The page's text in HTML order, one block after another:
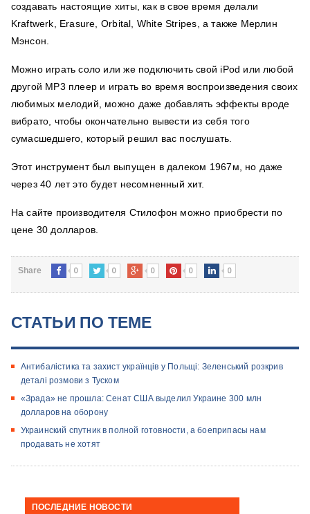
создавать настоящие хиты, как в свое время делали
Kraftwerk, Erasure, Orbital, White Stripes, а также Мерлин
Мэнсон.
Можно играть соло или же подключить свой iPod или любой
другой MP3 плеер и играть во время воспроизведения своих
любимых мелодий, можно даже добавлять эффекты вроде
вибрато, чтобы окончательно вывести из себя того
сумасшедшего, который решил вас послушать.
Этот инструмент был выпущен в далеком 1967м, но даже
через 40 лет это будет несомненный хит.
На сайте производителя Стилофон можно приобрести по
цене 30 долларов.
Share 0 0 0 0 0
СТАТЬИ ПО ТЕМЕ
Антибалістика та захист українців у Польщі: Зеленський розкрив
деталі розмови з Туском
«Зрада» не прошла: Сенат США выделил Украине 300 млн
долларов на оборону
Украинский спутник в полной готовности, а боеприпасы нам
продавать не хотят
ПОСЛЕДНИЕ НОВОСТИ